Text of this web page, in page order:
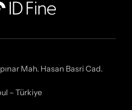
Mah. Hasan Basri Cad.
– Türkiye